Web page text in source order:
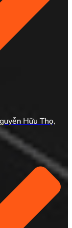
Hữu Thọ,